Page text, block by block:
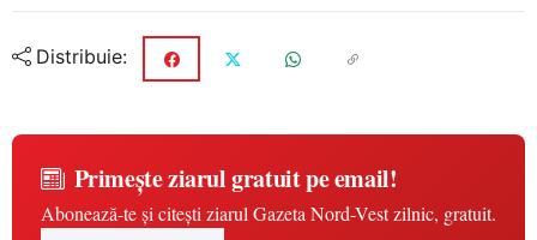
Distribuie:
Primește ziarul gratuit pe email!
Abonează-te și citești ziarul Gazeta Nord-Vest zilnic, gratuit.